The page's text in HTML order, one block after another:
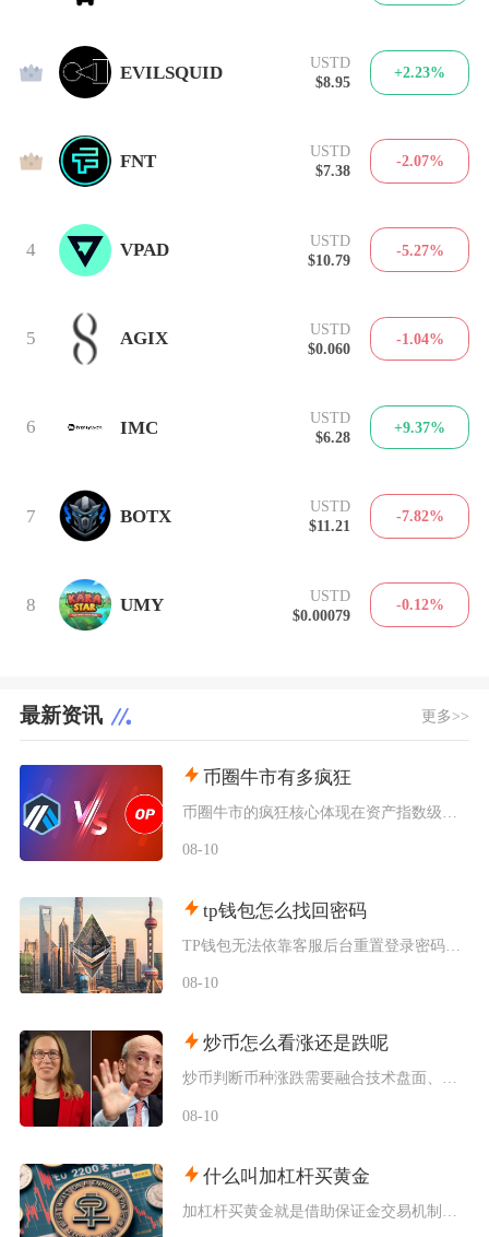
2 EVILSQUID
USTD
$8.95
+2.23%
3 FNT
USTD
$7.38
-2.07%
4 VPAD
USTD
$10.79
-5.27%
5 AGIX
USTD
$0.060
-1.04%
6 IMC
USTD
$6.28
+9.37%
7 BOTX
USTD
$11.21
-7.82%
8 UMY
USTD
$0.00079
-0.12%
最新资讯 更多>>
币圈牛市有多疯狂
08-10
tp钱包怎么找回密码
08-10
炒币怎么看涨还是跌呢
炒币判断币种涨跌需要融合技术盘面、链上资金、项目基本面与市场宏观情绪四大维度综合研判，单一
08-10
什么叫加杠杆买黄金